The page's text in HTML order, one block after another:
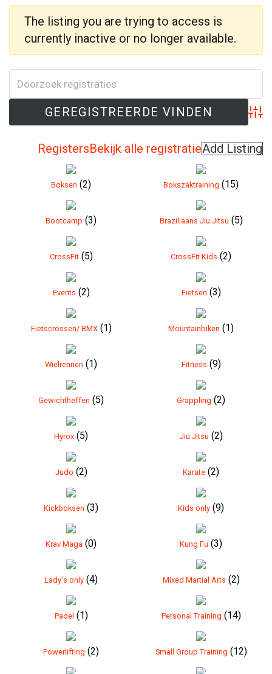
The listing you are trying to access is
currently inactive or no longer available.
RegistersBekijk alle registratieAdd Listing
Boksen (2) Bokszaktraining (15)
Bootcamp (3) Braziliaans Jiu Jitsu (5)
CrossFit(5) CrossFit Kids (2)
Events (2) Fietsen (3)
Fietscrossen/ BMX(1) Mountainbiken (1)
Wielrennen (1) Fitness (9)
Gewichtheffen (5) Grappling (2)
Hyrox (5) Jiu Jitsu (2)
Judo (2) Karate (2)
Kickboksen (3) Kids only (9)
Krav Maga (0) Kung Fu (3)
Lady's only (4) Mixed Martial Arts (2)
Padel (1) Personal Training (14)
Powerlifting (2) Small Group Training (12)